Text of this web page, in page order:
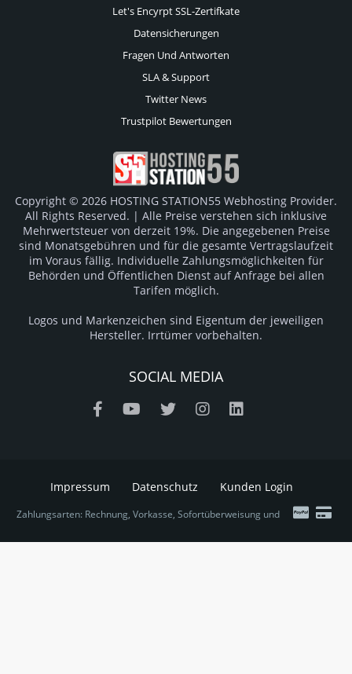
Let's Encyrpt SSL-Zertifkate
Datensicherungen
Fragen Und Antworten
SLA & Support
Twitter News
Trustpilot Bewertungen
Copyright © 2026 HOSTING STATION55 Webhosting Provider.
All Rights Reserved. | Alle Preise verstehen sich inklusive
Mehrwertsteuer von derzeit 19%. Die angegebenen Preise
sind Monatsgebühren und für die gesamte Vertragslaufzeit
im Voraus fällig. Individuelle Zahlungsmöglichkeiten für
Behörden und Öffentlichen Dienst auf Anfrage bei allen
Tarifen möglich.
Logos und Markenzeichen sind Eigentum der jeweiligen
Hersteller. Irrtümer vorbehalten.
SOCIAL MEDIA
Impressum Datenschutz Kunden Login
Zahlungsarten: Rechnung, Vorkasse, Sofortüberweisung und